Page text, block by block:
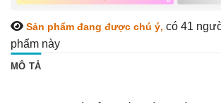
Sản phẩm đang được chú ý, có 41
phẩm này
MÔ TẢ